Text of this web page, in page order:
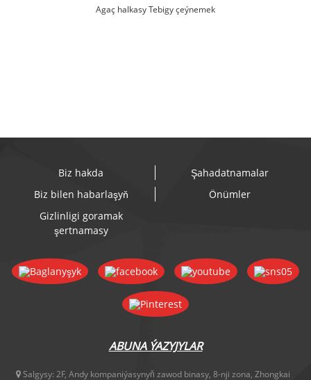
Agaç halkasy Tebigy çeýnemek
Biz hakda
Şahadatnamalar
Biz bilen habarlaşyň
Önümler
Gizlinligi goramak
şertnamasy
ABUNA ÝAZYJYLAR
Salgysy: 2F, Andy kompaniýasynyň zawod binasy, 8-nji zona, Zhongkai